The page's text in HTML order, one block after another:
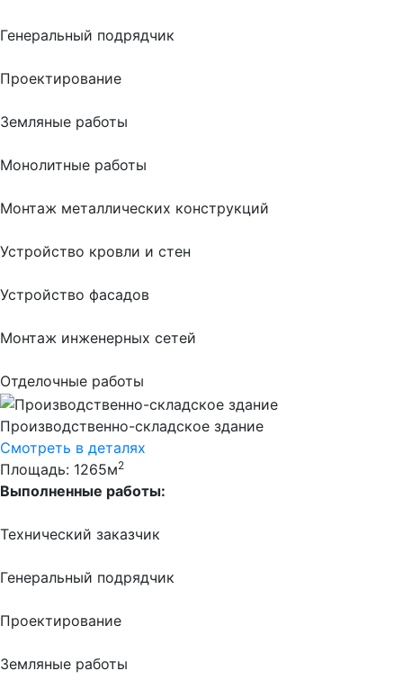
Генеральный подрядчик
Проектирование
Земляные работы
Монолитные работы
Монтаж металлических конструкций
Устройство кровли и стен
Устройство фасадов
Монтаж инженерных сетей
Отделочные работы
Производственно-складское здание
Смотреть в деталях
Площадь: 1265м2
Выполненные работы:
Технический заказчик
Генеральный подрядчик
Проектирование
Земляные работы